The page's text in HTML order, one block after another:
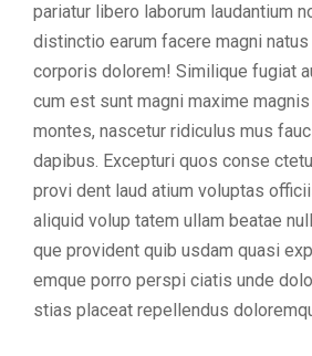
pariatur libero laborum laudantium
distinctio earum facere magni
corporis dolorem! Similique fugiat
cum est sunt magni maxime
montes, nascetur ridiculus mus
dapibus. Excepturi quos conse
provi dent laud atium voluptas
aliquid volup tatem ullam beatae
que provident quib usdam quasi
emque porro perspi ciatis unde
stias placeat repellendus